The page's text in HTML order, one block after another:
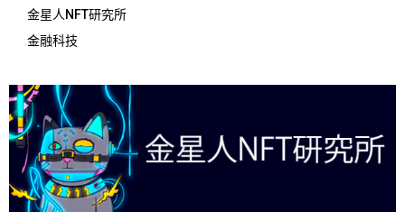
金星人NFT研究所
金融科技